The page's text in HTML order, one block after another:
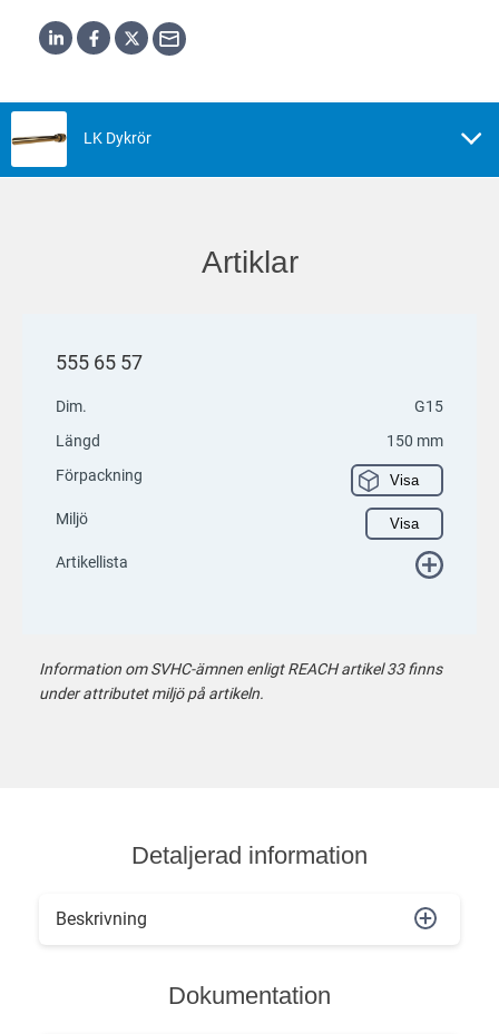
LK Dykrör
Artiklar
555 65 57
Dim.
G15
Längd
150 mm
Förpackning
Visa
Miljö Visa
Artikellista
Information om SVHC-ämnen enligt REACH artikel 33 finns
under attributet miljö på artikeln.
Detaljerad information
Beskrivning
Dokumentation